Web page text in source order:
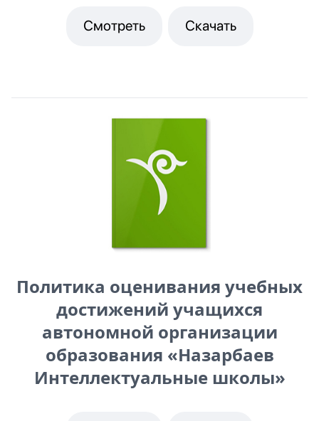
Смотреть Скачать
Политика оценивания учебных
достижений учащихся
автономной организации
образования «Назарбаев
Интеллектуальные школы»